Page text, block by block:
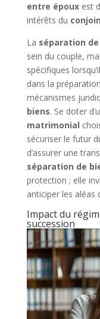
entre épouxest
intérêts du
La séparation
sein du couple,
spécifiques
dans la
mécanismes
biens. Se doter
matrimonial
sécuriser le futur
d’assurer une
séparation de
protection ; elle
anticiper les aléas
Impact du
succession